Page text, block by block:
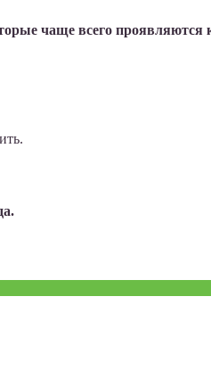
чаще всего проявляются